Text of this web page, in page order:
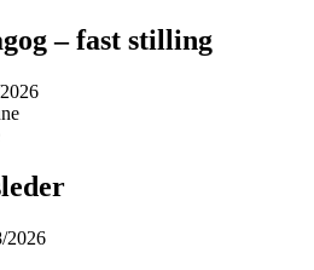
– fast stilling
2026